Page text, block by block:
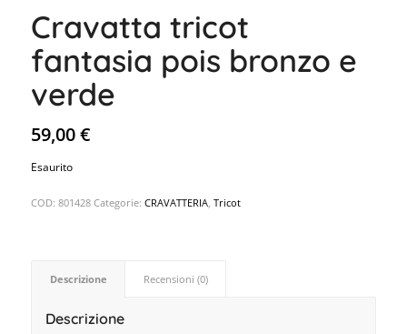
Cravatta tricot
fantasia pois bronzo e
verde
59,00€
Esaurito
COD: 801428 Categorie: CRAVATTERIA, Tricot
Descrizione Recensioni (0)
Descrizione